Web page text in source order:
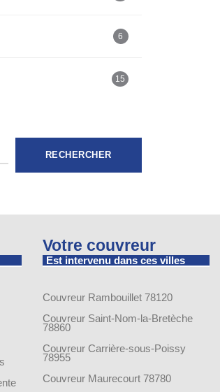
6
15
RECHERCHER
Votre couvreur
Est intervenu dans ces villes
Couvreur Rambouillet 78120
Couvreur Saint-Nom-la-Bretèche
78860
Couvreur Carrière-sous-Poissy
78955
Couvreur Maurecourt 78780